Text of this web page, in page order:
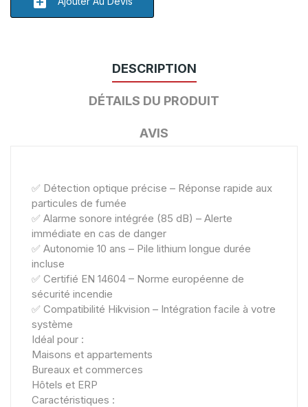
DESCRIPTION
DÉTAILS DU PRODUIT
AVIS
✅ Détection optique précise – Réponse rapide aux
particules de fumée
✅ Alarme sonore intégrée (85 dB) – Alerte
immédiate en cas de danger
✅ Autonomie 10 ans – Pile lithium longue durée
incluse
✅ Certifié EN 14604 – Norme européenne de
sécurité incendie
✅ Compatibilité Hikvision – Intégration facile à votre
système
Idéal pour :
Maisons et appartements
Bureaux et commerces
Hôtels et ERP
Caractéristiques :